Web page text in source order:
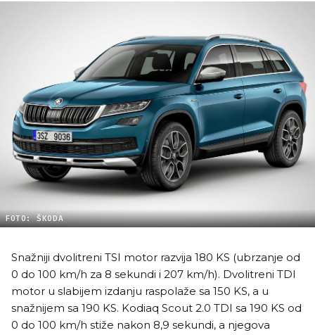
FOTO: ŠKODA
Snažniji dvolitreni TSI motor razvija 180 KS (ubrzanje od
0 do 100 km/h za 8 sekundi i 207 km/h). Dvolitreni TDI
motor u slabijem izdanju raspolaže sa 150 KS, a u
snažnijem sa 190 KS. Kodiaq Scout 2.0 TDI sa 190 KS od
0 do 100 km/h stiže nakon 8,9 sekundi, a njegova